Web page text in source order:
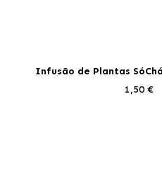
Infusão de Plantas
1,50 €